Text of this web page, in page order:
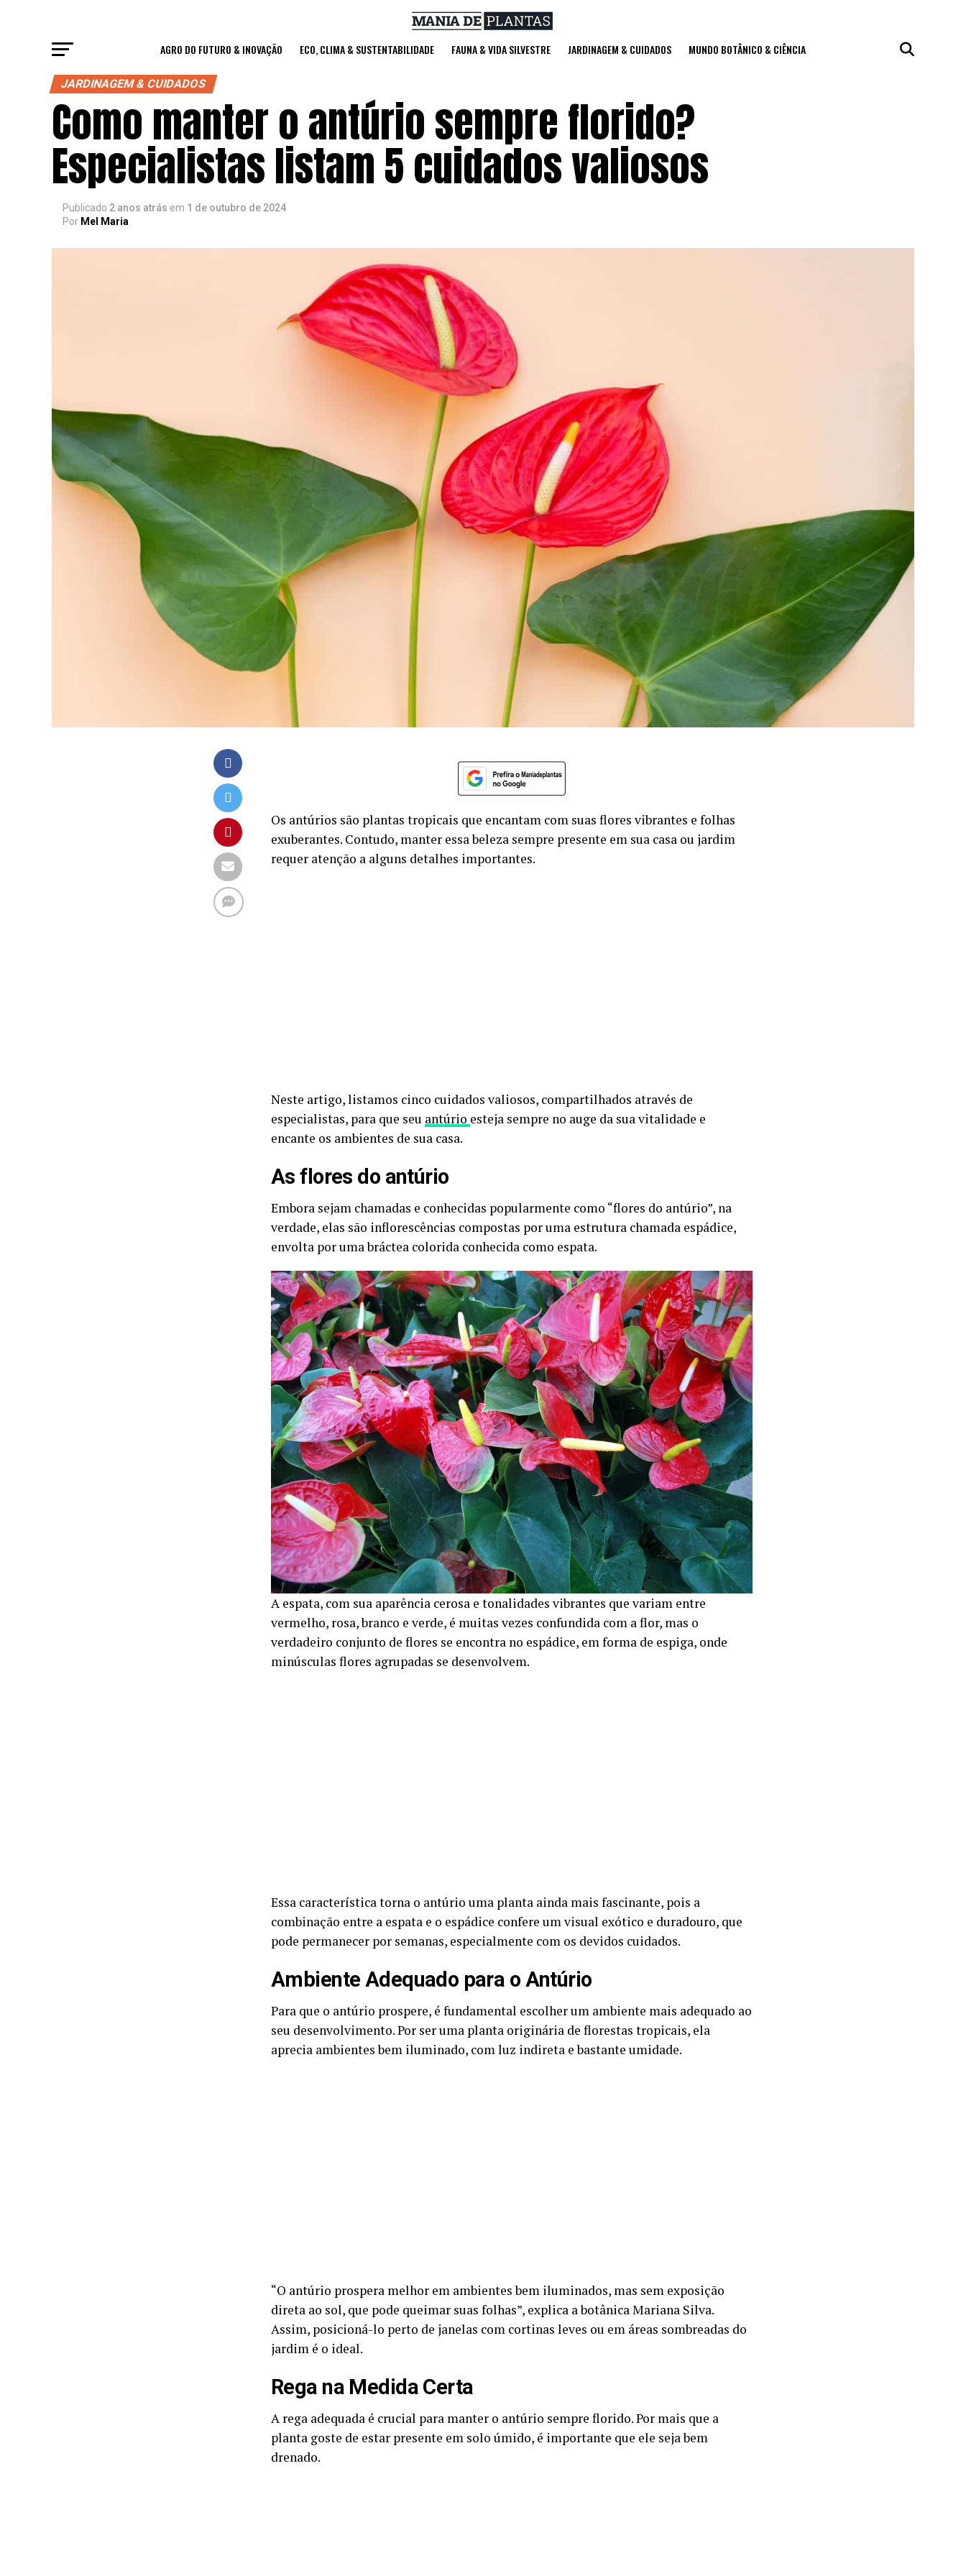
AGRO DO FUTURO & INOVAÇÃO ECO, CLIMA & SUSTENTABILIDADE FAUNA & VIDA SILVESTRE JARDINAGEM & CUIDADOS MUNDO BOTÂNICO & CIÊNCIA
JARDINAGEM & CUIDADOS
Como manter o antúrio sempre florido?
Especialistas listam 5 cuidados valiosos
Publicado 2 anos atrás em 1 de outubro de 2024
Por Mel Maria
Os antúrios são plantas tropicais que encantam com suas flores vibrantes e folhas
exuberantes. Contudo, manter essa beleza sempre presente em sua casa ou jardim
requer atenção a alguns detalhes importantes.
Neste artigo, listamos cinco cuidados valiosos, compartilhados através de
especialistas, para que seu antúrio esteja sempre no auge da sua vitalidade e
encante os ambientes de sua casa.
As flores do antúrio
Embora sejam chamadas e conhecidas popularmente como “flores do antúrio”, na
verdade, elas são inflorescências compostas por uma estrutura chamada espádice,
envolta por uma bráctea colorida conhecida como espata.
A espata, com sua aparência cerosa e tonalidades vibrantes que variam entre
vermelho, rosa, branco e verde, é muitas vezes confundida com a flor, mas o
verdadeiro conjunto de flores se encontra no espádice, em forma de espiga, onde
minúsculas flores agrupadas se desenvolvem.
Essa característica torna o antúrio uma planta ainda mais fascinante, pois a
combinação entre a espata e o espádice confere um visual exótico e duradouro, que
pode permanecer por semanas, especialmente com os devidos cuidados.
Ambiente Adequado para o Antúrio
Para que o antúrio prospere, é fundamental escolher um ambiente mais adequado ao
seu desenvolvimento. Por ser uma planta originária de florestas tropicais, ela
aprecia ambientes bem iluminado, com luz indireta e bastante umidade.
“O antúrio prospera melhor em ambientes bem iluminados, mas sem exposição
direta ao sol, que pode queimar suas folhas”, explica a botânica Mariana Silva.
Assim, posicioná-lo perto de janelas com cortinas leves ou em áreas sombreadas do
jardim é o ideal.
Rega na Medida Certa
A rega adequada é crucial para manter o antúrio sempre florido. Por mais que a
planta goste de estar presente em solo úmido, é importante que ele seja bem
drenado.